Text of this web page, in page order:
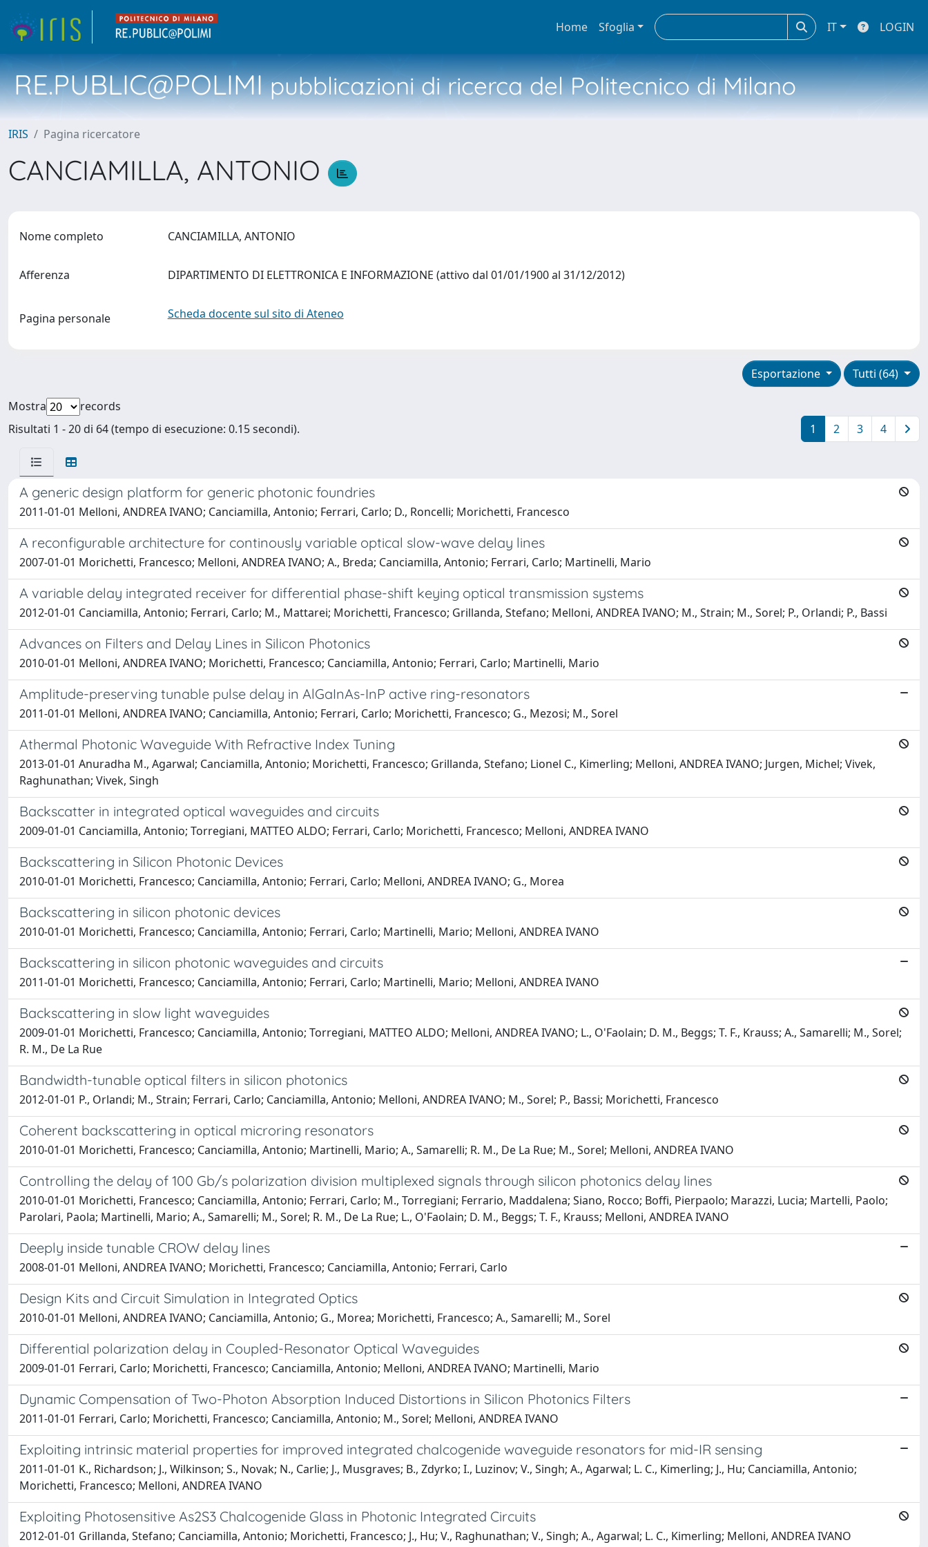
Home Sfoglia IT LOGIN
RE.PUBLIC@POLIMIpubblicazioni di ricerca del Politecnico di Milano
IRIS Pagina ricercatore
CANCIAMILLA, ANTONIO
Nome completo CANCIAMILLA, ANTONIO
Afferenza DIPARTIMENTO DI ELETTRONICA E INFORMAZIONE (attivo dal 01/01/1900 al 31/12/2012)
Pagina personale Scheda docente sul sito di Ateneo
Tutti (64)
Esportazione
Mostra
records
Risultati 1 - 20 di 64 (tempo di esecuzione: 0.15 secondi).
1 2 3 4
A generic design platform for generic photonic foundries
2011-01-01 Melloni, ANDREA IVANO; Canciamilla, Antonio; Ferrari, Carlo; D., Roncelli; Morichetti, Francesco
A reconfigurable architecture for continously variable optical slow-wave delay lines
2007-01-01 Morichetti, Francesco; Melloni, ANDREA IVANO; A., Breda; Canciamilla, Antonio; Ferrari, Carlo; Martinelli, Mario
A variable delay integrated receiver for differential phase-shift keying optical transmission systems
2012-01-01 Canciamilla, Antonio; Ferrari, Carlo; M., Mattarei; Morichetti, Francesco; Grillanda, Stefano; Melloni, ANDREA IVANO; M., Strain; M., Sorel; P., Orlandi; P., Bassi
Advances on Filters and Delay Lines in Silicon Photonics
2010-01-01 Melloni, ANDREA IVANO; Morichetti, Francesco; Canciamilla, Antonio; Ferrari, Carlo; Martinelli, Mario
Amplitude-preserving tunable pulse delay in AlGaInAs-InP active ring-resonators
2011-01-01 Melloni, ANDREA IVANO; Canciamilla, Antonio; Ferrari, Carlo; Morichetti, Francesco; G., Mezosi; M., Sorel
Athermal Photonic Waveguide With Refractive Index Tuning
2013-01-01 Anuradha M., Agarwal; Canciamilla, Antonio; Morichetti, Francesco; Grillanda, Stefano; Lionel C., Kimerling; Melloni, ANDREA IVANO; Jurgen, Michel; Vivek,
Raghunathan; Vivek, Singh
Backscatter in integrated optical waveguides and circuits
2009-01-01 Canciamilla, Antonio; Torregiani, MATTEO ALDO; Ferrari, Carlo; Morichetti, Francesco; Melloni, ANDREA IVANO
Backscattering in Silicon Photonic Devices
2010-01-01 Morichetti, Francesco; Canciamilla, Antonio; Ferrari, Carlo; Melloni, ANDREA IVANO; G., Morea
Backscattering in silicon photonic devices
2010-01-01 Morichetti, Francesco; Canciamilla, Antonio; Ferrari, Carlo; Martinelli, Mario; Melloni, ANDREA IVANO
Backscattering in silicon photonic waveguides and circuits
2011-01-01 Morichetti, Francesco; Canciamilla, Antonio; Ferrari, Carlo; Martinelli, Mario; Melloni, ANDREA IVANO
Backscattering in slow light waveguides
2009-01-01 Morichetti, Francesco; Canciamilla, Antonio; Torregiani, MATTEO ALDO; Melloni, ANDREA IVANO; L., O'Faolain; D. M., Beggs; T. F., Krauss; A., Samarelli; M., Sorel;
R. M., De La Rue
Bandwidth-tunable optical filters in silicon photonics
2012-01-01 P., Orlandi; M., Strain; Ferrari, Carlo; Canciamilla, Antonio; Melloni, ANDREA IVANO; M., Sorel; P., Bassi; Morichetti, Francesco
Coherent backscattering in optical microring resonators
2010-01-01 Morichetti, Francesco; Canciamilla, Antonio; Martinelli, Mario; A., Samarelli; R. M., De La Rue; M., Sorel; Melloni, ANDREA IVANO
Controlling the delay of 100 Gb/s polarization division multiplexed signals through silicon photonics delay lines
2010-01-01 Morichetti, Francesco; Canciamilla, Antonio; Ferrari, Carlo; M., Torregiani; Ferrario, Maddalena; Siano, Rocco; Boffi, Pierpaolo; Marazzi, Lucia; Martelli, Paolo;
Parolari, Paola; Martinelli, Mario; A., Samarelli; M., Sorel; R. M., De La Rue; L., O'Faolain; D. M., Beggs; T. F., Krauss; Melloni, ANDREA IVANO
Deeply inside tunable CROW delay lines
2008-01-01 Melloni, ANDREA IVANO; Morichetti, Francesco; Canciamilla, Antonio; Ferrari, Carlo
Design Kits and Circuit Simulation in Integrated Optics
2010-01-01 Melloni, ANDREA IVANO; Canciamilla, Antonio; G., Morea; Morichetti, Francesco; A., Samarelli; M., Sorel
Differential polarization delay in Coupled-Resonator Optical Waveguides
2009-01-01 Ferrari, Carlo; Morichetti, Francesco; Canciamilla, Antonio; Melloni, ANDREA IVANO; Martinelli, Mario
Dynamic Compensation of Two-Photon Absorption Induced Distortions in Silicon Photonics Filters
2011-01-01 Ferrari, Carlo; Morichetti, Francesco; Canciamilla, Antonio; M., Sorel; Melloni, ANDREA IVANO
Exploiting intrinsic material properties for improved integrated chalcogenide waveguide resonators for mid-IR sensing
2011-01-01 K., Richardson; J., Wilkinson; S., Novak; N., Carlie; J., Musgraves; B., Zdyrko; I., Luzinov; V., Singh; A., Agarwal; L. C., Kimerling; J., Hu; Canciamilla, Antonio;
Morichetti, Francesco; Melloni, ANDREA IVANO
Exploiting Photosensitive As2S3 Chalcogenide Glass in Photonic Integrated Circuits
2012-01-01 Grillanda, Stefano; Canciamilla, Antonio; Morichetti, Francesco; J., Hu; V., Raghunathan; V., Singh; A., Agarwal; L. C., Kimerling; Melloni, ANDREA IVANO